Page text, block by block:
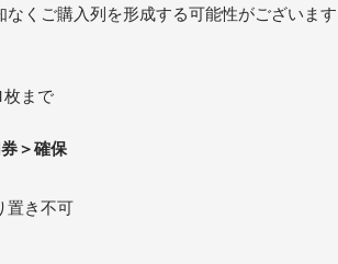
くご購入列を形成する可能性がございます
まで
＞確保
置き不可